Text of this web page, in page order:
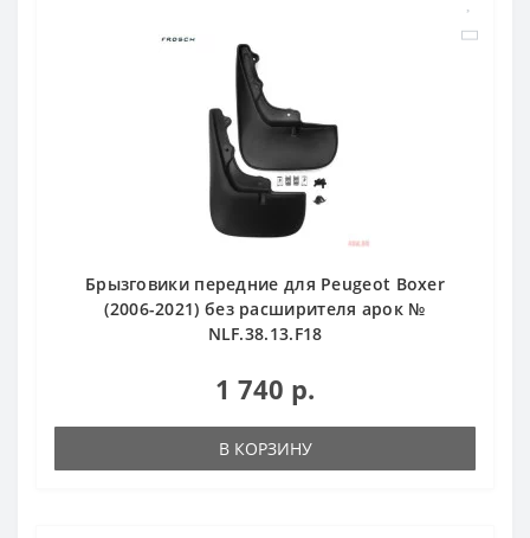
Брызговики передние для Peugeot Boxer
(2006-2021) без расширителя арок №
NLF.38.13.F18
1 740 р.
В КОРЗИНУ